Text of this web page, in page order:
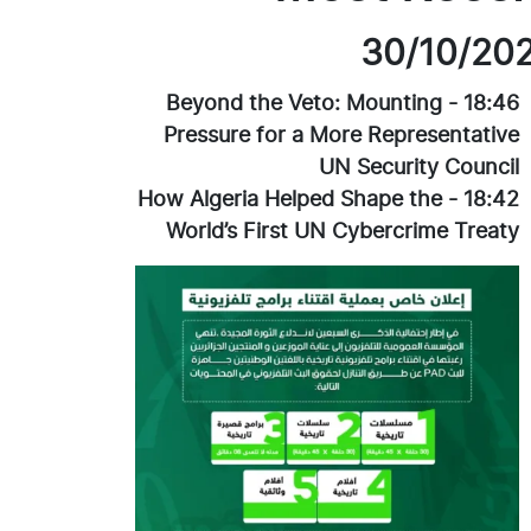
30/10/
18:46
-
Beyond the Veto: Mounting
Pressure for a More Representative
UN Security Council
18:42
-
How Algeria Helped Shape the
World’s First UN Cybercrime Treaty